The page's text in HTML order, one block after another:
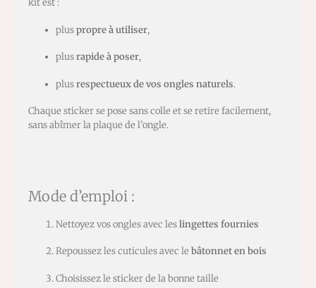
kit est :
pluspropre à utiliser,
plusrapide à poser,
plusrespectueux de vos ongles naturels.
Chaque sticker se pose sans colle et se retire facilement,
sans abîmer la plaque de l’ongle.
Mode d’emploi :
Nettoyez vos ongles avec leslingettes fournies
Repoussez les cuticules avec lebâtonnet en bois
Choisissez le sticker de la bonne taille